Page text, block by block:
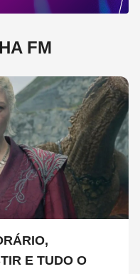
FM
E TUDO O